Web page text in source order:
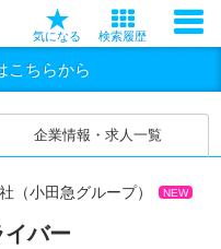
気になる 検索履歴
こちらから
企業情報・求人一覧
（小田急グループ） NEW
バー